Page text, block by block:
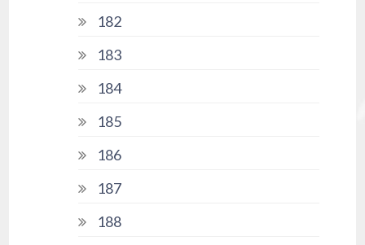
182
183
184
185
186
187
188